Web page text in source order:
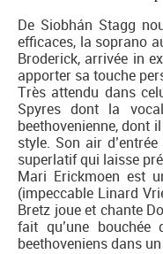
De Siobhán Stagg
efficaces, la soprano
Broderick, arrivée in
apporter sa touche
Très attendu dans
Spyres dont la
beethovenienne, dont
style. Son air
superlatif qui laisse
Mari Erickmoen est
(impeccable Linard
Bretz joue et chante
fait qu’une
beethoveniens dans